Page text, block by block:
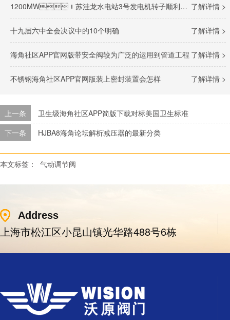
了解详情 >
1200MW！苏洼龙水电站3号发电机转子顺利完成吊装
了解详情 >
十九届六中全会决议中的10个明确
了解详情 >
海角社区APP官网版带安全阀较为广泛的运用到管道工程
了解详情 >
不锈钢海角社区APP官网版装上密封装置会怎样
上一条
卫生级海角社区APP简版下载对标美国卫生标准
下一条
HJBA8海角论坛解析减压器的最新分类
本文标签： 气动调节阀
Address
上海市松江区小昆山镇光华路488号6栋